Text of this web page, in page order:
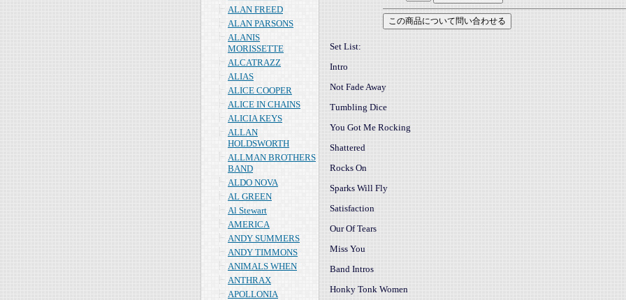
ALAN FREED
ALAN PARSONS
ALANIS
MORISSETTE
ALCATRAZZ
ALIAS
ALICE COOPER
ALICE IN CHAINS
ALICIA KEYS
ALLAN
HOLDSWORTH
ALLMAN BROTHERS
BAND
ALDO NOVA
AL GREEN
Al Stewart
AMERICA
ANDY SUMMERS
ANDY TIMMONS
ANIMALS WHEN
ANTHRAX
APOLLONIA
Set List:
Intro
Not Fade Away
Tumbling Dice
You Got Me Rocking
Shattered
Rocks On
Sparks Will Fly
Satisfaction
Our Of Tears
Miss You
Band Intros
Honky Tonk Women